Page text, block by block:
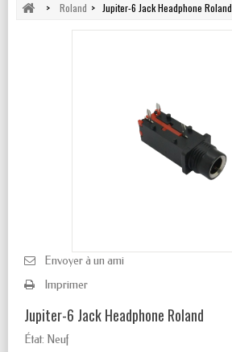
> Roland > Jupiter-6 Jack Headphone Roland
Envoyer à un ami
Imprimer
Jupiter-6 Jack Headphone Roland
État: Neuf